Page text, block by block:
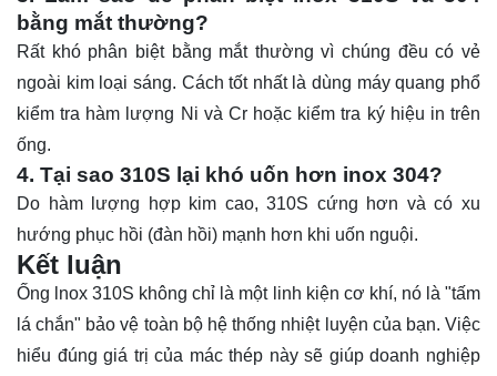
bằng mắt thường?
Rất khó phân biệt bằng mắt thường vì chúng đều có vẻ
ngoài kim loại sáng. Cách tốt nhất là dùng máy quang phổ
kiểm tra hàm lượng Ni và Cr hoặc kiểm tra ký hiệu in trên
ống.
4. Tại sao 310S lại khó uốn hơn inox 304?
Do hàm lượng hợp kim cao, 310S cứng hơn và có xu
hướng phục hồi (đàn hồi) mạnh hơn khi uốn nguội.
Kết luận
Ống lnox 310S không chỉ là một linh kiện cơ khí, nó là "tấm
lá chắn" bảo vệ toàn bộ hệ thống nhiệt luyện của bạn. Việc
hiểu đúng giá trị của mác thép này sẽ giúp doanh nghiệp